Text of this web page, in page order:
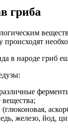
гриба
происходят
в народе гриб
железо, йод,